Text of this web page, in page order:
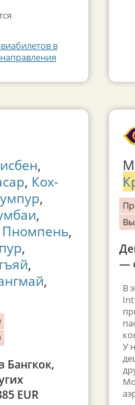
в
,
, Кох-
,
,
Пномпень,
,
,
,
Бангкок,
EUR
—
В
У